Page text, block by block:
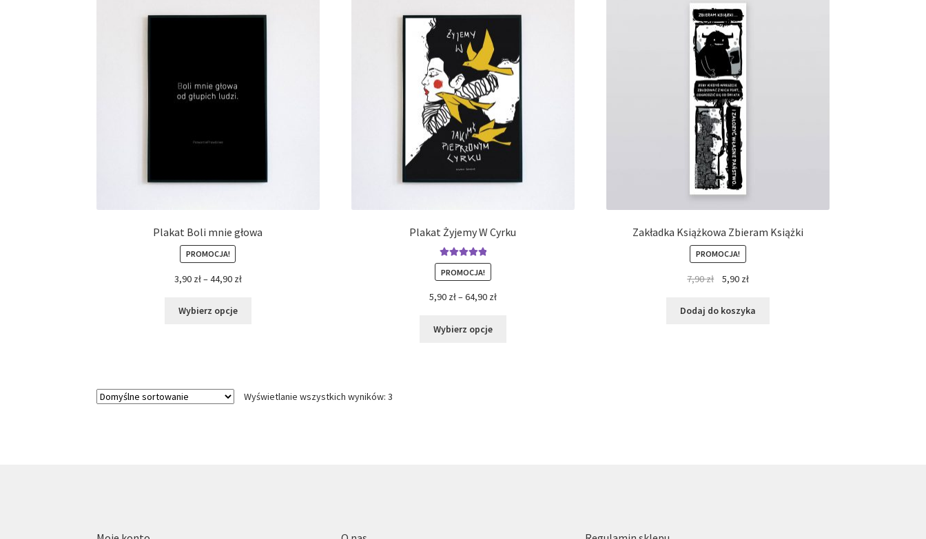
Plakat Boli mnie głowa
PROMOCJA!
3,90 zł–44,90 zł
Wybierz opcje
Plakat Żyjemy W Cyrku
Oceniono
5.00na 5
PROMOCJA!
5,90 zł–64,90 zł
Wybierz opcje
Zakładka Książkowa Zbieram Książki
PROMOCJA!
7,90zł 5,90 zł
Dodaj do koszyka
Wyświetlanie wszystkich wyników: 3